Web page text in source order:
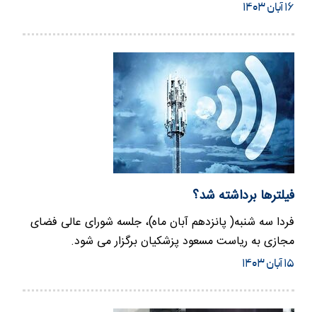
۱۶ آبان ۱۴۰۳
فیلترها برداشته شد؟
فردا سه شنبه( پانزدهم آبان ماه)، جلسه شورای عالی فضای
مجازی به ریاست مسعود پزشکیان برگزار می شود.
۱۵ آبان ۱۴۰۳